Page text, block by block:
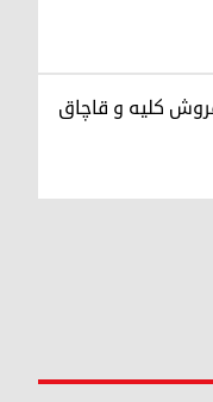
کلیه و قاچاق